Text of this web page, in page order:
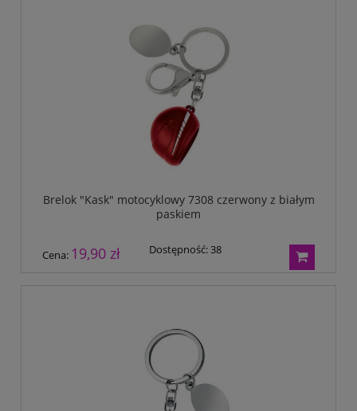
Brelok "Kask" motocyklowy 7308 czerwony z białym
paskiem
Cena: 19,90 zł Dostępność:38